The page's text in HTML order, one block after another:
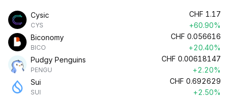
Cysic
CYS
CHF 1.17
+60.90%
Biconomy
BICO
CHF 0.056616
+20.40%
Pudgy Penguins
PENGU
CHF 0.00618147
+2.20%
Sui
SUI
CHF 0.692629
+2.50%